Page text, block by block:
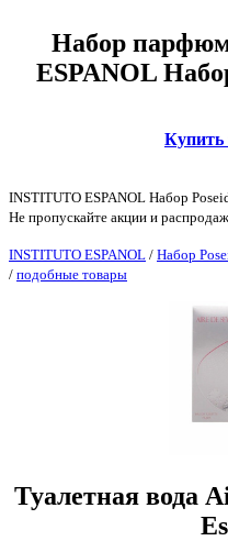
Набор
ESPANOL
Купить
INSTITUTO ESPANOL Набор
Не пропускайте акции и
INSTITUTO ESPANOL / Набор
/ подобные товары
Туалетная вода